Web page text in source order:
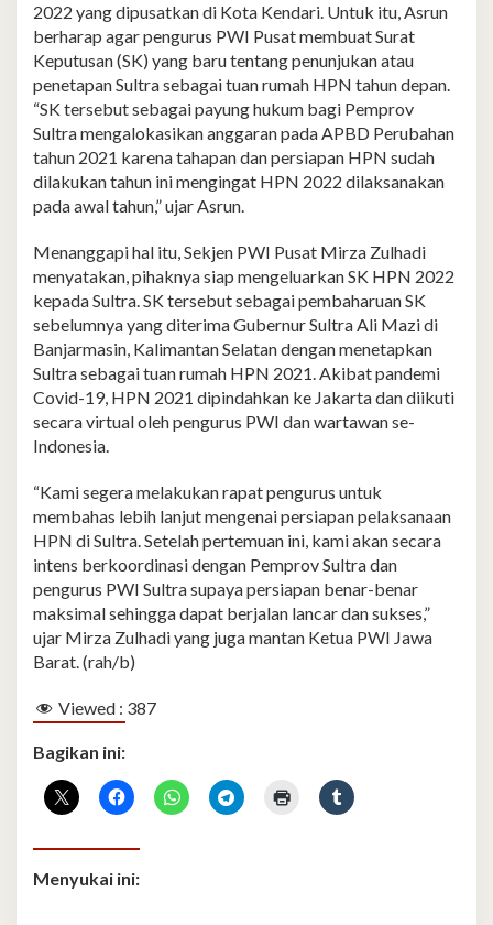
2022 yang dipusatkan di Kota Kendari. Untuk itu, Asrun
berharap agar pengurus PWI Pusat membuat Surat
Keputusan (SK) yang baru tentang penunjukan atau
penetapan Sultra sebagai tuan rumah HPN tahun depan.
“SK tersebut sebagai payung hukum bagi Pemprov
Sultra mengalokasikan anggaran pada APBD Perubahan
tahun 2021 karena tahapan dan persiapan HPN sudah
dilakukan tahun ini mengingat HPN 2022 dilaksanakan
pada awal tahun,” ujar Asrun.
Menanggapi hal itu, Sekjen PWI Pusat Mirza Zulhadi
menyatakan, pihaknya siap mengeluarkan SK HPN 2022
kepada Sultra. SK tersebut sebagai pembaharuan SK
sebelumnya yang diterima Gubernur Sultra Ali Mazi di
Banjarmasin, Kalimantan Selatan dengan menetapkan
Sultra sebagai tuan rumah HPN 2021. Akibat pandemi
Covid-19, HPN 2021 dipindahkan ke Jakarta dan diikuti
secara virtual oleh pengurus PWI dan wartawan se-
Indonesia.
“Kami segera melakukan rapat pengurus untuk
membahas lebih lanjut mengenai persiapan pelaksanaan
HPN di Sultra. Setelah pertemuan ini, kami akan secara
intens berkoordinasi dengan Pemprov Sultra dan
pengurus PWI Sultra supaya persiapan benar-benar
maksimal sehingga dapat berjalan lancar dan sukses,”
ujar Mirza Zulhadi yang juga mantan Ketua PWI Jawa
Barat. (rah/b)
Viewed : 387
Bagikan ini:
Menyukai ini: